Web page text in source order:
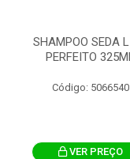
SHAMPOO SEDA
PERFEITO
Código: 5066540
VER PREÇO